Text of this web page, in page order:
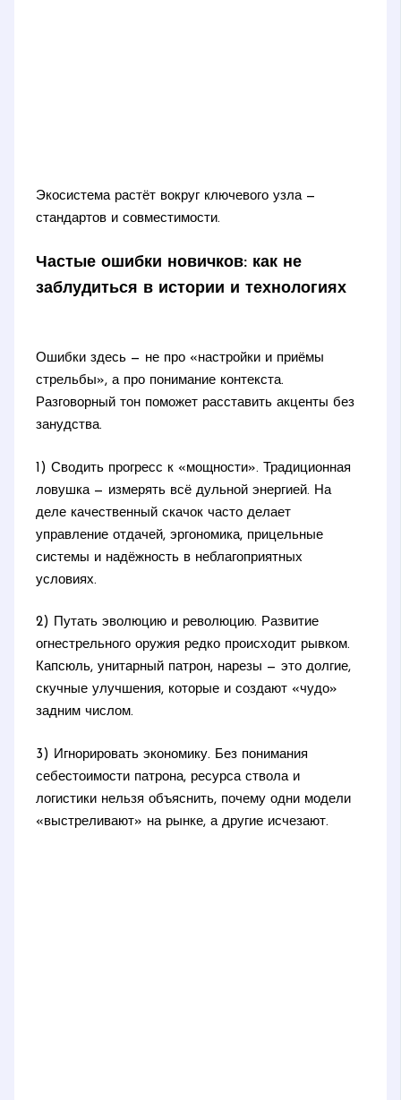
Экосистема растёт вокруг ключевого узла —
стандартов и совместимости.
Частые ошибки новичков: как не
заблудиться в истории и технологиях
Ошибки здесь — не про «настройки и приёмы
стрельбы», а про понимание контекста.
Разговорный тон поможет расставить акценты без
занудства.
1) Сводить прогресс к «мощности». Традиционная
ловушка — измерять всё дульной энергией. На
деле качественный скачок часто делает
управление отдачей, эргономика, прицельные
системы и надёжность в неблагоприятных
условиях.
2) Путать эволюцию и революцию. Развитие
огнестрельного оружия редко происходит рывком.
Капсюль, унитарный патрон, нарезы — это долгие,
скучные улучшения, которые и создают «чудо»
задним числом.
3) Игнорировать экономику. Без понимания
себестоимости патрона, ресурса ствола и
логистики нельзя объяснить, почему одни модели
«выстреливают» на рынке, а другие исчезают.